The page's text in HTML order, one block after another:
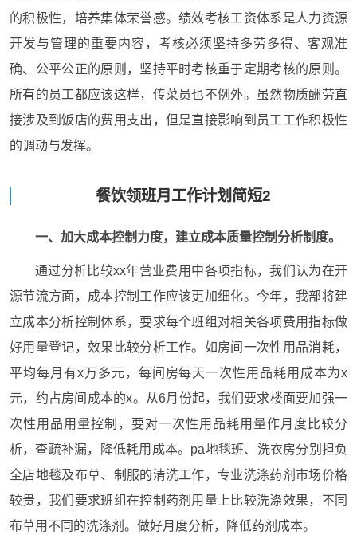
的积极性，培养集体荣誉感。绩效考核工资体系是人力资源
开发与管理的重要内容，考核必须坚持多劳多得、客观准
确、公平公正的原则，坚持平时考核重于定期考核的原则。
所有的员工都应该这样，传菜员也不例外。虽然物质酬劳直
接涉及到饭店的费用支出，但是直接影响到员工工作积极性
的调动与发挥。
餐饮领班月工作计划简短2
一、加大成本控制力度，建立成本质量控制分析制度。
通过分析比较xx年营业费用中各项指标，我们认为在开
源节流方面，成本控制工作应该更加细化。今年，我部将建
立成本分析控制体系，要求每个班组对相关各项费用指标做
好用量登记，效果比较分析工作。如房间一次性用品消耗，
平均每月有x万多元，每间房每天一次性用品耗用成本为x
元，约占房间成本的x。从6月份起，我们要求楼面要加强一
次性用品用量控制，要对一次性用品耗用量作月度比较分
析，查疏补漏，降低耗用成本。pa地毯班、洗衣房分别担负
全店地毯及布草、制服的清洗工作，专业洗涤药剂市场价格
较贵，我们要求班组在控制药剂用量上比较洗涤效果，不同
布草用不同的洗涤剂。做好月度分析，降低药剂成本。